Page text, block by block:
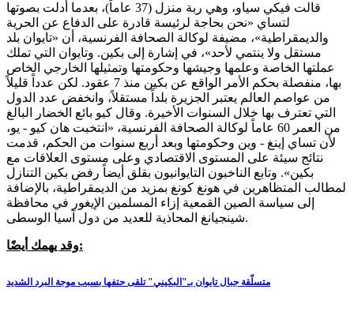
قالت فيكي سياو، وهي ربة منزل (37 عاماً)، بعدما أدلت بصوتها
لتساي «نحن بحاجة لرئيسة قادرة على الدفاع عن الحرية
والديمقراطية»، مضيفة لوكالة الصحافة الفرنسية، أن «تايوان بلد
مستقل ولا ينتمي لأحد»، في إشارة إلى بكين. وتايوان التي تملك
عملتها الخاصة وعلمها وجيشها وحكومتها وتمثيلها الخارجي الخاص
بها، منفصلة بحكم الأمر الواقع عن بكين منذ 7 عقود. لكن عدداً قليلاً
من عواصم العالم يعتبر الجزيرة بلداً مستقلاً، وانخفض عدد الدول
التي تعترف بها خلال السنوات الأخيرة. وقال كيو بائع الخضار البالغ
من العمر 60 عاماً لوكالة الصحافة الفرنسية، «انتخبت هان كيو - يو،
لأن تساي إينغ - وين وحكومتها وبعد أربع سنوات من الحكم، قدمت
نتائج سيئة على المستوى الاقتصادي وعلى مستوى العلاقات مع
بكين». وتابع الناخبون التايوانيون بقلق أيضاً رفض بكين التنازل
لمطالب المتظاهرين في هونغ كونغ بمزيد من الديمقراطية، بالإضافة
إلى سياسة الصين القمعية إزاء المسلمين الإيغور في محافظة
شينجيانغ المحاذية للعديد من دول آسيا الوسطى.
وقد يهمك أيضًا:
متسلّقة جبال تايوان بـ"البكيني" تلقى حتفها بسبب موجة البرد الشديد